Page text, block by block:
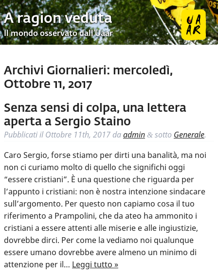
A ragion veduta
Il mondo osservato dall’Uaar
Archivi Giornalieri: mercoledì,
Ottobre 11, 2017
Senza sensi di colpa, una lettera
aperta a Sergio Staino
Pubblicati ilOttobre 11th, 2017 daadmin & sotto Generale.
Caro Sergio, forse stiamo per dirti una banalità, ma noi
non ci curiamo molto di quello che significhi oggi
“essere cristiani”. È una questione che riguarda per
l’appunto i cristiani: non è nostra intenzione sindacare
sull’argomento. Per questo non capiamo cosa il tuo
riferimento a Prampolini, che da ateo ha ammonito i
cristiani a essere attenti alle miserie e alle ingiustizie,
dovrebbe dirci. Per come la vediamo noi qualunque
essere umano dovrebbe avere almeno un minimo di
attenzione per il… Leggi tutto »